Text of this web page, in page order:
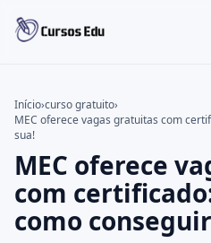
Inglês
Idiomas
espanhol
Buscar no site
Buscar por:
Pressione Enter para
Início›curso gratuito›
MEC oferece vagas gratuitas com
sua!
MEC oferece
com
como